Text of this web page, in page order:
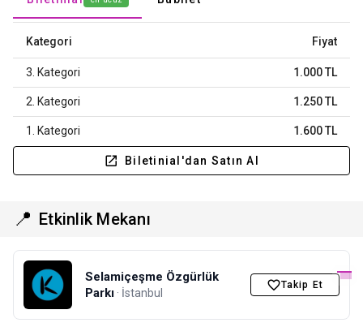
Kategori Fiyat
3. Kategori 1.000 TL
2. Kategori 1.250 TL
1. Kategori 1.600 TL
Biletinial'dan Satın Al
📍 Etkinlik Mekanı
Selamiçeşme Özgürlük
Parkı · İstanbul
Takip Et